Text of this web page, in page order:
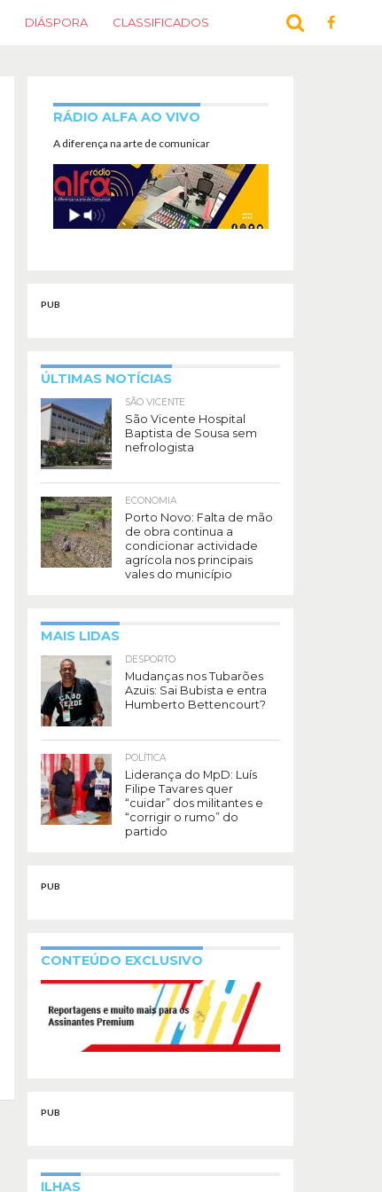
DIÁSPORA CLASSIFICADOS
RÁDIO ALFA AO VIVO
A diferença na arte de comunicar
PUB
ÚLTIMAS NOTÍCIAS
SÃO VICENTE
São Vicente Hospital
Baptista de Sousa sem
nefrologista
ECONOMIA
Porto Novo: Falta de mão
de obra continua a
condicionar actividade
agrícola nos principais
vales do município
MAIS LIDAS
DESPORTO
Mudanças nos Tubarões
Azuis: Sai Bubista e entra
Humberto Bettencourt?
POLÍTICA
Liderança do MpD: Luís
Filipe Tavares quer
“cuidar” dos militantes e
“corrigir o rumo” do
partido
PUB
CONTEÚDO EXCLUSIVO
PUB
ILHAS